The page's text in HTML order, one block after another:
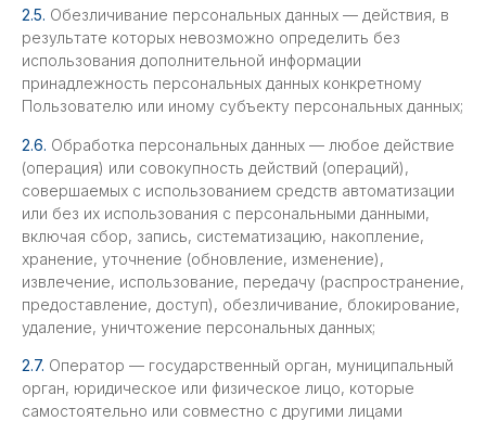
2.5. Обезличивание персональных данных — действия, в
результате которых невозможно определить без
использования дополнительной информации
принадлежность персональных данных конкретному
Пользователю или иному субъекту персональных данных;
2.6. Обработка персональных данных — любое действие
(операция) или совокупность действий (операций),
совершаемых с использованием средств автоматизации
или без их использования с персональными данными,
включая сбор, запись, систематизацию, накопление,
хранение, уточнение (обновление, изменение),
извлечение, использование, передачу (распространение,
предоставление, доступ), обезличивание, блокирование,
удаление, уничтожение персональных данных;
2.7. Оператор — государственный орган, муниципальный
орган, юридическое или физическое лицо, которые
самостоятельно или совместно с другими лицами